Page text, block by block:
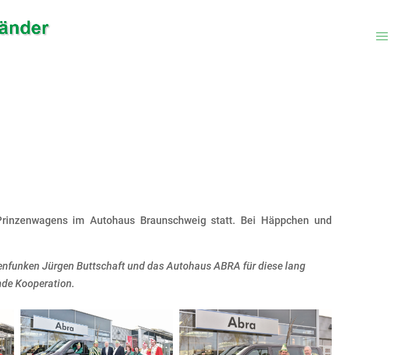
im Autohaus Braunschweig statt. Bei Häppchen und
Jürgen Buttschaft und das Autohaus ABRA für diese lang
Kooperation.